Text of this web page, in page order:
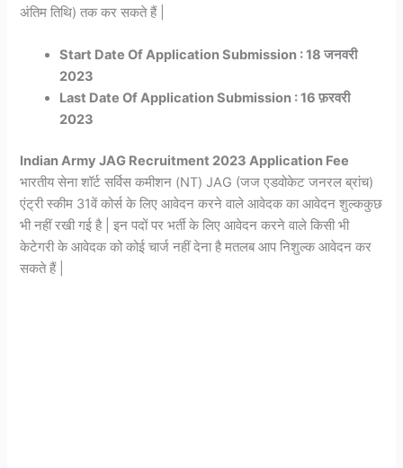
अंतिम तिथि) तक कर सकते हैं |
Start Date Of Application Submission : 18 जनवरी
2023
Last Date Of Application Submission : 16 फ़रवरी
2023
Indian Army JAG Recruitment 2023 Application Fee
भारतीय सेना शॉर्ट सर्विस कमीशन (NT) JAG (जज एडवोकेट जनरल ब्रांच)
एंट्री स्कीम 31वें कोर्स के लिए आवेदन करने वाले आवेदक का आवेदन शुल्ककुछ
भी नहीं रखी गई है | इन पदों पर भर्ती के लिए आवेदन करने वाले किसी भी
केटेगरी के आवेदक को कोई चार्ज नहीं देना है मतलब आप निशुल्क आवेदन कर
सकते हैं |